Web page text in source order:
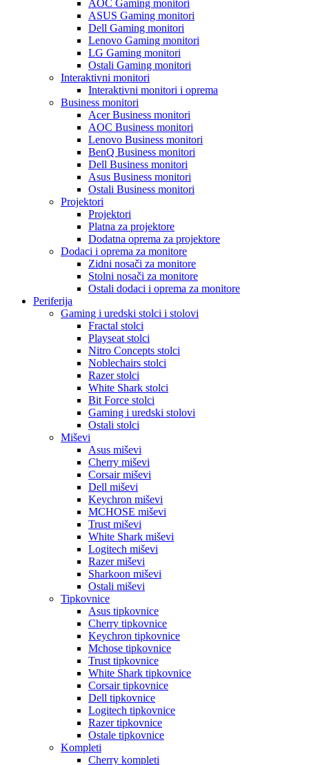
AOC Gaming monitori
ASUS Gaming monitori
Dell Gaming monitori
Lenovo Gaming monitori
LG Gaming monitori
Ostali Gaming monitori
Interaktivni monitori
Interaktivni monitori i oprema
Business monitori
Acer Business monitori
AOC Business monitori
Lenovo Business monitori
BenQ Business monitori
Dell Business monitori
Asus Business monitori
Ostali Business monitori
Projektori
Projektori
Platna za projektore
Dodatna oprema za projektore
Dodaci i oprema za monitore
Zidni nosači za monitore
Stolni nosači za monitore
Ostali dodaci i oprema za monitore
Periferija
Gaming i uredski stolci i stolovi
Fractal stolci
Playseat stolci
Nitro Concepts stolci
Noblechairs stolci
Razer stolci
White Shark stolci
Bit Force stolci
Gaming i uredski stolovi
Ostali stolci
Miševi
Asus miševi
Cherry miševi
Corsair miševi
Dell miševi
Keychron miševi
MCHOSE miševi
Trust miševi
White Shark miševi
Logitech miševi
Razer miševi
Sharkoon miševi
Ostali miševi
Tipkovnice
Asus tipkovnice
Cherry tipkovnice
Keychron tipkovnice
Mchose tipkovnice
Trust tipkovnice
White Shark tipkovnice
Corsair tipkovnice
Dell tipkovnice
Logitech tipkovnice
Razer tipkovnice
Ostale tipkovnice
Kompleti
Cherry kompleti